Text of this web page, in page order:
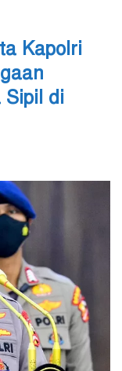
Kapolri
Sipil di